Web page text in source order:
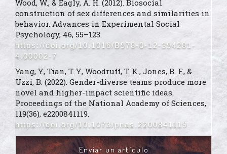
Wood, W., & Eagly, A. H. (2012). Biosocial
construction of sex differences and similarities in
behavior. Advances in Experimental Social
Psychology, 46, 55–123.
https://doi.org/10.1016/B978-0-12-394281-
4.00002-7
Yang, Y., Tian, T. Y., Woodruff, T. K., Jones, B. F., &
Uzzi, B. (2022). Gender-diverse teams produce more
novel and higher-impact scientific ideas.
Proceedings of the National Academy of Sciences,
119(36), e2200841119.
https://doi.org/10.1073/pnas.2200841119
Enviar un artículo